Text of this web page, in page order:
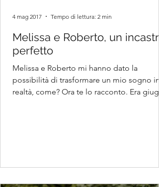
Melissa e Roberto, un incastro
perfetto
Melissa e Roberto mi hanno dato la
possibilità di trasformare un mio sogno in
realtà, come? Ora te lo racconto. Era
4 mag 2017 Tempo di lettura: 2 min